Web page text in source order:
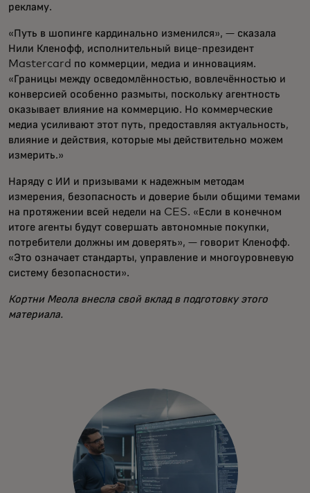
рекламу.
«Путь в шопинге кардинально изменился», — сказала
Нили Кленофф, исполнительный вице-президент
Mastercard по коммерции, медиа и инновациям.
«Границы между осведомлённостью, вовлечённостью и
конверсией особенно размыты, поскольку агентность
оказывает влияние на коммерцию. Но коммерческие
медиа усиливают этот путь, предоставляя актуальность,
влияние и действия, которые мы действительно можем
измерить.»
Наряду с ИИ и призывами к надежным методам
измерения, безопасность и доверие были общими темами
на протяжении всей недели на CES. «Если в конечном
итоге агенты будут совершать автономные покупки,
потребители должны им доверять», — говорит Кленофф.
«Это означает стандарты, управление и многоуровневую
систему безопасности».
Кортни Меола внесла свой вклад в подготовку этого
материала.